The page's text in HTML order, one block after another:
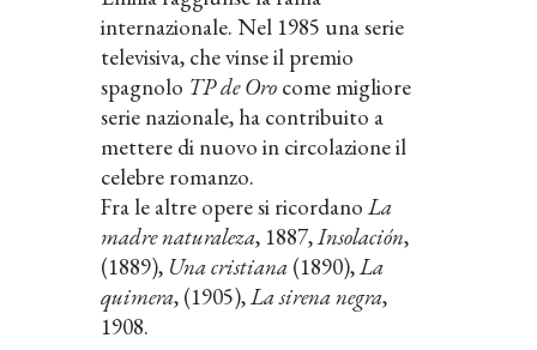
internazionale. Nel 1985 una serie
televisiva, che vinse il premio
spagnolo TP de Oro come migliore
serie nazionale, ha contribuito a
mettere di nuovo in circolazione il
celebre romanzo.
Fra le altre opere si ricordanoLa
madre naturaleza, 1887,Insolación,
(1889), Una cristiana (1890),La
quimera, (1905),La sirena negra,
1908.